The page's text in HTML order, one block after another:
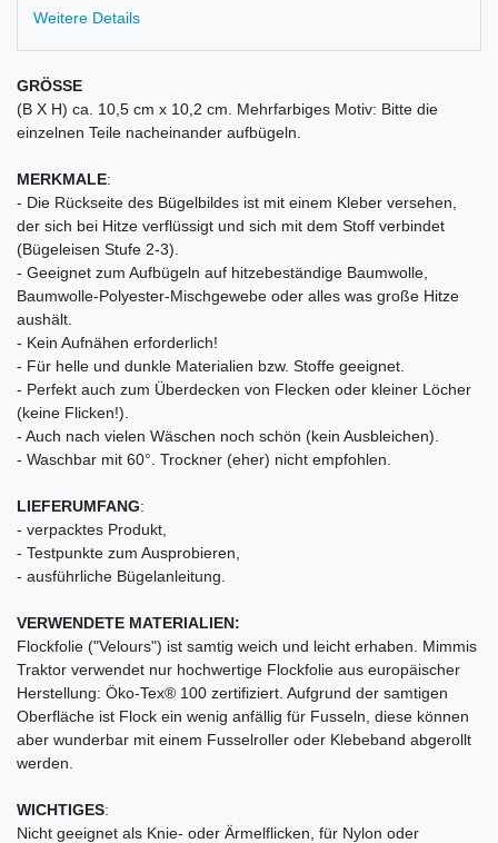
Weitere Details
GRÖSSE
(B X H) ca. 10,5 cm x 10,2 cm. Mehrfarbiges Motiv: Bitte die
einzelnen Teile nacheinander aufbügeln.
MERKMALE:
- Die Rückseite des Bügelbildes ist mit einem Kleber versehen,
der sich bei Hitze verflüssigt und sich mit dem Stoff verbindet
(Bügeleisen Stufe 2-3).
- Geeignet zum Aufbügeln auf hitzebeständige Baumwolle,
Baumwolle-Polyester-Mischgewebe oder alles was große Hitze
aushält.
- Kein Aufnähen erforderlich!
- Für helle und dunkle Materialien bzw. Stoffe geeignet.
- Perfekt auch zum Überdecken von Flecken oder kleiner Löcher
(keine Flicken!).
- Auch nach vielen Wäschen noch schön (kein Ausbleichen).
- Waschbar mit 60°. Trockner (eher) nicht empfohlen.
LIEFERUMFANG:
- verpacktes Produkt,
- Testpunkte zum Ausprobieren,
- ausführliche Bügelanleitung.
VERWENDETE MATERIALIEN:
Flockfolie ("Velours") ist samtig weich und leicht erhaben. Mimmis
Traktor verwendet nur hochwertige Flockfolie aus europäischer
Herstellung: Öko-Tex® 100 zertifiziert. Aufgrund der samtigen
Oberfläche ist Flock ein wenig anfällig für Fusseln, diese können
aber wunderbar mit einem Fusselroller oder Klebeband abgerollt
werden.
WICHTIGES:
Nicht geeignet als Knie- oder Ärmelflicken, für Nylon oder